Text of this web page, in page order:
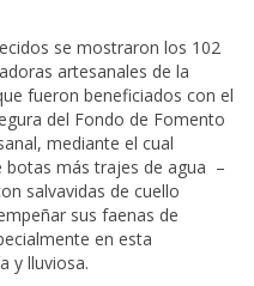
se mostraron los 102
artesanales de la
fueron beneficiados con el
del Fondo de Fomento
mediante el cual
botas más trajes de agua –
salvavidas de cuello
sus faenas de
en esta
y lluviosa.